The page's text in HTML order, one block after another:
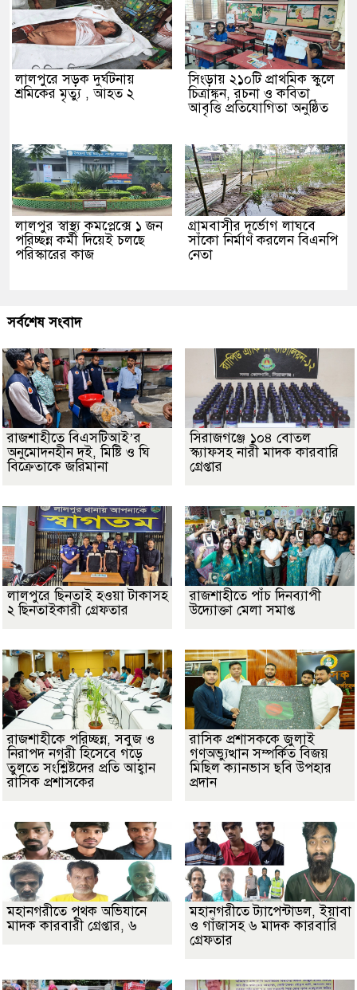
লালপুরে সড়ক দুর্ঘটনায়
শ্রমিকের মৃত্যু , আহত ২
সিংড়ায় ২১০টি প্রাথমিক স্কুলে
চিত্রাঙ্কন, রচনা ও কবিতা
আবৃত্তি প্রতিযোগিতা অনুষ্ঠিত
লালপুর স্বাস্থ্য কমপ্লেক্সে ১ জন
পরিচ্ছন্ন কর্মী দিয়েই চলছে
পরিস্কারের কাজ
গ্রামবাসীর দূর্ভোগ লাঘবে
সাঁকো নির্মাণ করলেন বিএনপি
নেতা
সর্বশেষ সংবাদ
রাজশাহীতে বিএসটিআই’র
অনুমোদনহীন দই, মিষ্টি ও ঘি
বিক্রেতাকে জরিমানা
সিরাজগঞ্জে ১০৪ বোতল
স্ক্যাফসহ নারী মাদক কারবারি
গ্রেপ্তার
লালপুরে ছিনতাই হওয়া টাকাসহ
২ ছিনতাইকারী গ্রেফতার
রাজশাহীতে পাঁচ দিনব্যাপী
উদ্যোক্তা মেলা সমাপ্ত
রাজশাহীকে পরিচ্ছন্ন, সবুজ ও
নিরাপদ নগরী হিসেবে গড়ে
তুলতে সংশ্লিষ্টদের প্রতি আহ্বান
রাসিক প্রশাসকের
রাসিক প্রশাসককে জুলাই
গণঅভ্যুত্থান সম্পর্কিত বিজয়
মিছিল ক্যানভাস ছবি উপহার
প্রদান
মহানগরীতে পৃথক অভিযানে
মাদক কারবারী গ্রেপ্তার, ৬
মহানগরীতে ট্যাপেন্টাডল, ইয়াবা
ও গাঁজাসহ ৬ মাদক কারবারি
গ্রেফতার